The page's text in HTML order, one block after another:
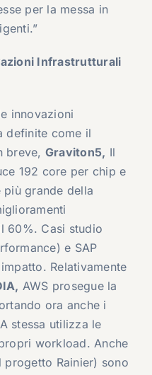
per la messa in
Infrastrutturali
innovazioni
definite come il
breve, Graviton5, Il
192 core per chip e
più grande della
60%. Casi studio
e SAP
Relativamente
AWS prosegue la
ora anche i
stessa utilizza le
workload. Anche
progetto Rainier) sono